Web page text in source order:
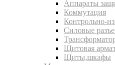
Аппараты
Коммутация
Контрольно-
Силовые
Щитовая
Щиты,шкафы